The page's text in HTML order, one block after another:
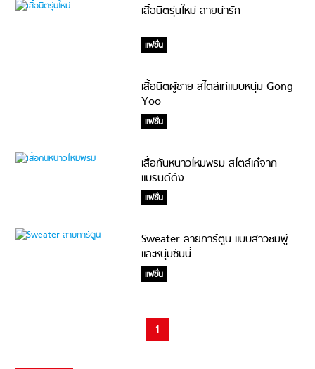
เสื้อนิตรุ่นใหม่ ลายน่ารัก
แฟชั่น
เสื้อนิตผู้ชาย สไตล์เท่แบบหนุ่ม Gong
Yoo
แฟชั่น
เสื้อกันหนาวไหมพรม สไตล์เก๋จาก
แบรนด์ดัง
แฟชั่น
Sweater ลายการ์ตูน แบบสาวชมพู่
และหนุ่มซันนี่
แฟชั่น
1